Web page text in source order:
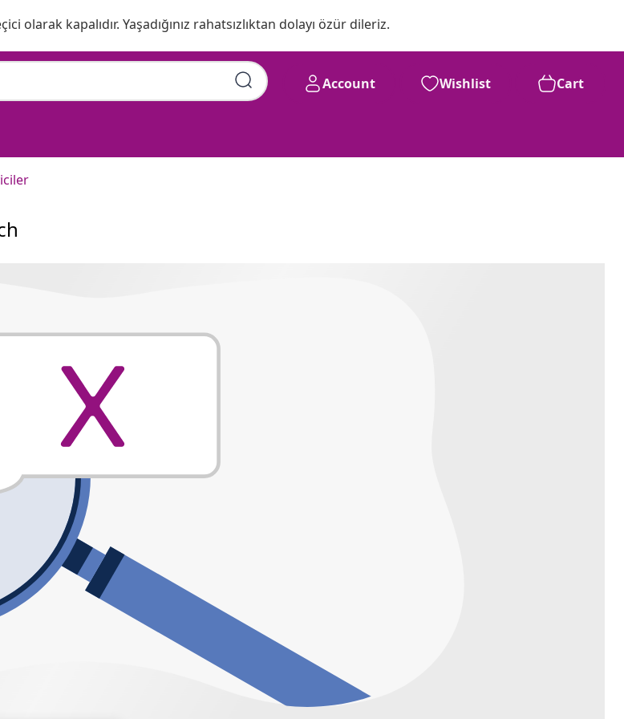
olarak kapalıdır. Yaşadığınız rahatsızlıktan dolayı özür dileriz.
Account Wishlist Cart